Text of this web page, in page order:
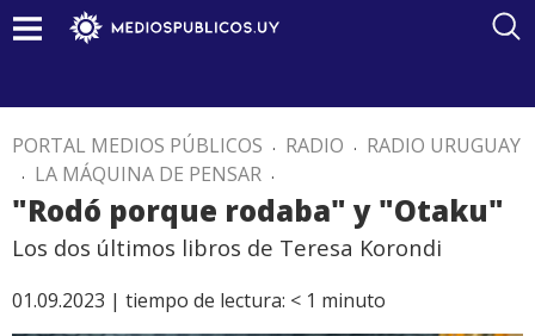
PORTAL MEDIOS PÚBLICOS . RADIO . RADIO URUGUAY
. LA MÁQUINA DE PENSAR .
"Rodó porque rodaba" y "Otaku"
Los dos últimos libros de Teresa Korondi
01.09.2023 | tiempo de lectura: < 1 minuto